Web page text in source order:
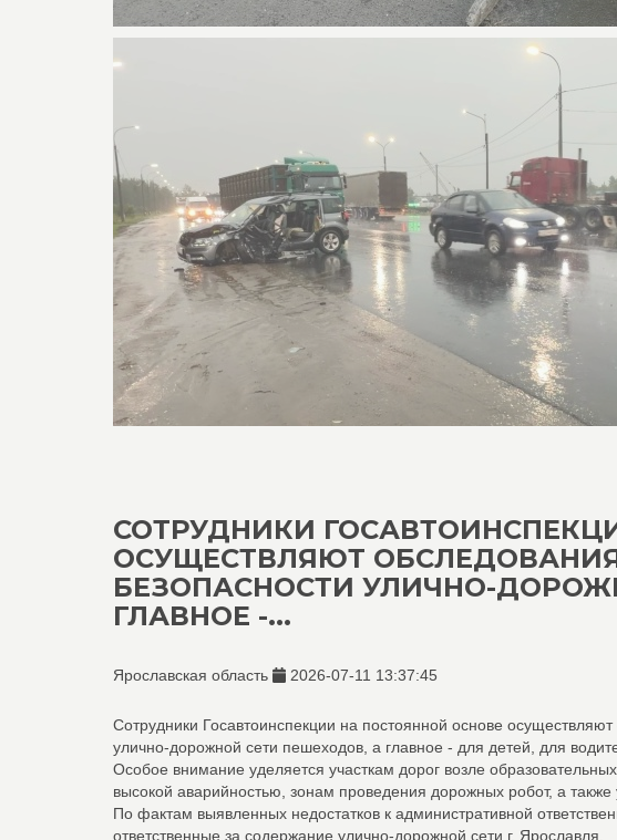
СОТРУДНИКИ
ОСУЩЕСТВЛЯЮТ
БЕЗОПАСНОСТИ УЛИЧНО-
ГЛАВНОЕ -...
Ярославская область 2026-07-11 13:37:45
Сотрудники Госавтоинспекции на постоянной основе
улично-дорожной сети пешеходов, а главное - для детей, для
Особое внимание уделяется участкам дорог возле
высокой аварийностью, зонам проведения дорожных робот, а
По фактам выявленных недостатков к административной
ответственные за содержание улично-дорожной сети г. Ярославля.